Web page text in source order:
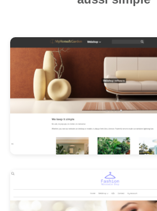
E-Boutique
Les Promos!
Polishangel Belgium